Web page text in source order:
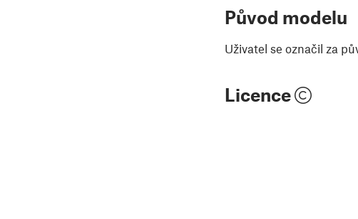
Původ modelu
Uživatel se označil za
Licence